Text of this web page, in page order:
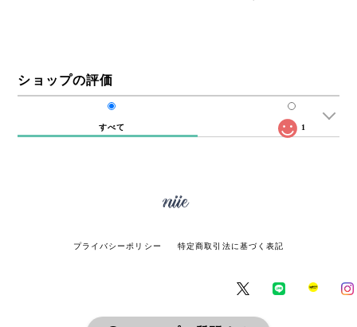
ショップの評価
すべて 1
プライバシーポリシー 特定商取引法に基づく表記